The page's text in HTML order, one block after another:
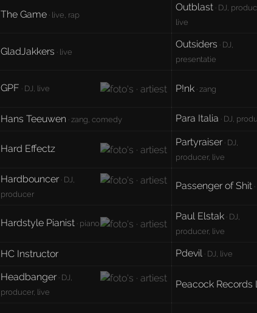
The Game · live, rap
Outblast · DJ,
live
GladJakkers · live
Outsiders · DJ,
presentatie
GPF · DJ, live P!nk · zang
Hans Teeuwen · zang, comedy Para Italia · DJ,
Hard Effectz
Partyraiser · DJ,
producer, live
Hardbouncer · DJ,
producer
Passenger of Shit
Hardstyle Pianist · piano
Paul Elstak · DJ,
producer, live
HC Instructor Pdevil · DJ, live
Headbanger · DJ,
producer, live
Peacock Records